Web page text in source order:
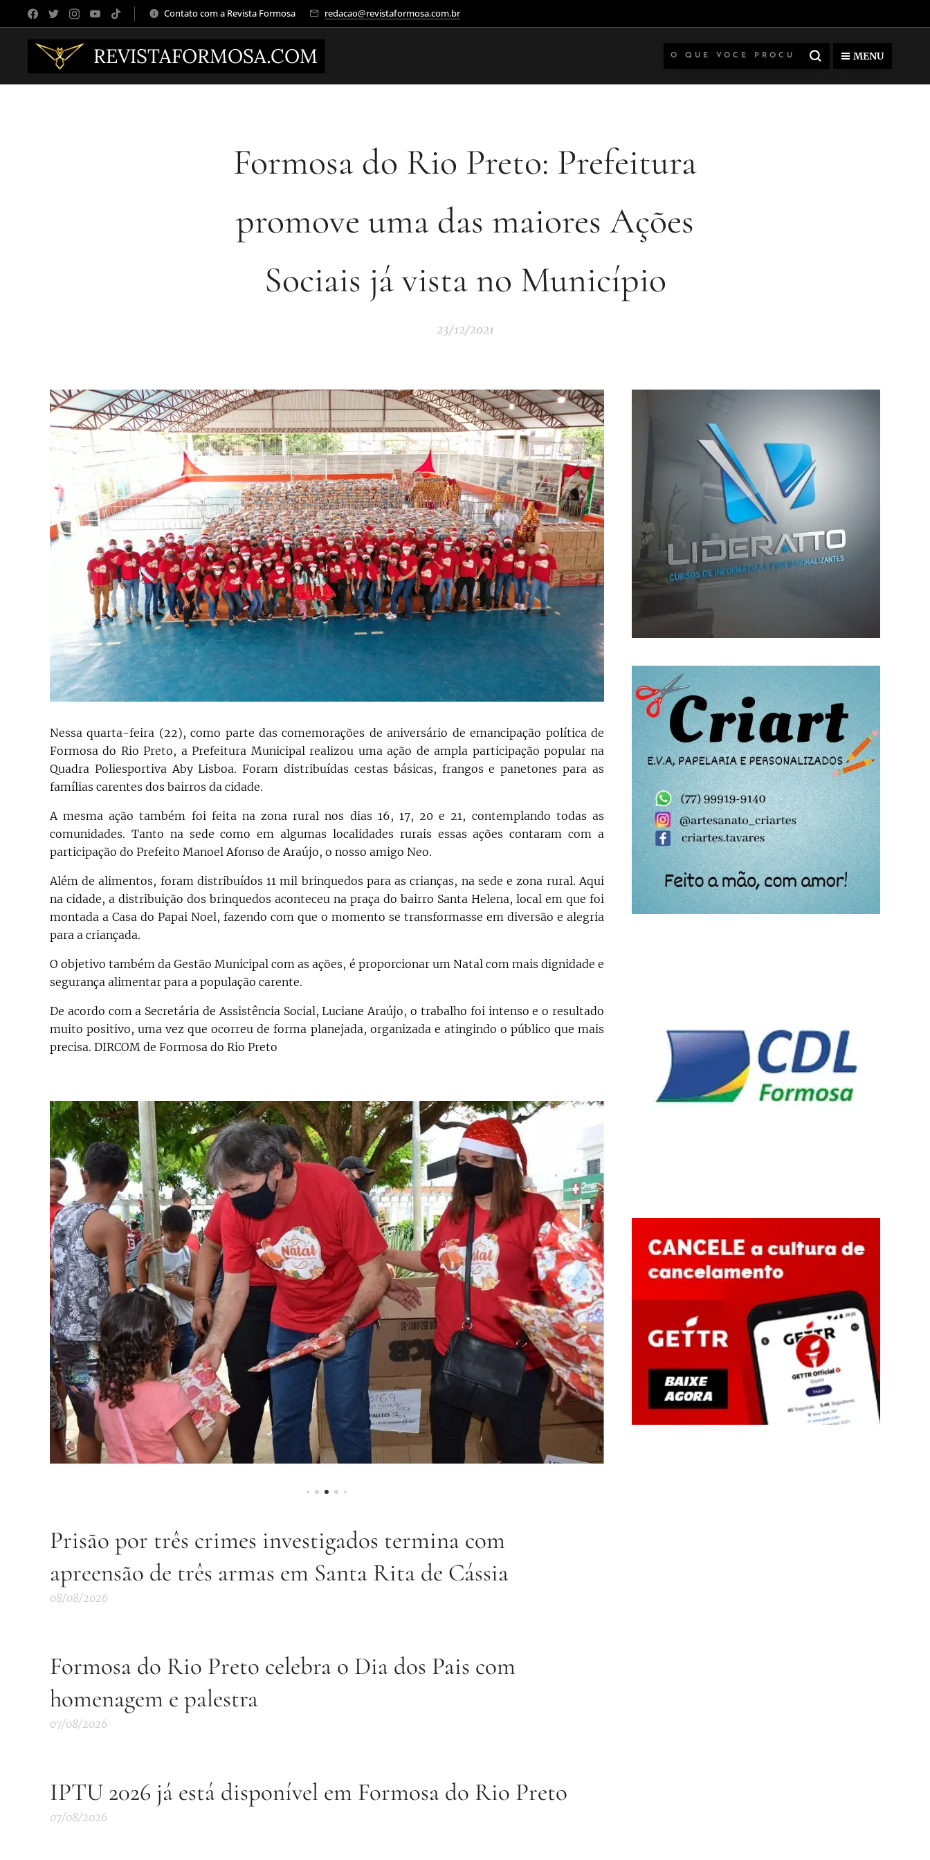
Contato com a Revista Formosa redacao@revistaformosa.com.br
REVISTAFORMOSA.COM MENU
Formosa do Rio Preto: Prefeitura
promove uma das maiores Ações
Sociais já vista no Município
23/12/2021
Nessa quarta-feira (22), como parte das comemorações de aniversário de emancipação política de
Formosa do Rio Preto, a Prefeitura Municipal realizou uma ação de ampla participação popular na
Quadra Poliesportiva Aby Lisboa. Foram distribuídas cestas básicas, frangos e panetones para as
famílias carentes dos bairros da cidade.
A mesma ação também foi feita na zona rural nos dias 16, 17, 20 e 21, contemplando todas as
comunidades. Tanto na sede como em algumas localidades rurais essas ações contaram com a
participação do Prefeito Manoel Afonso de Araújo, o nosso amigo Neo.
Além de alimentos, foram distribuídos 11 mil brinquedos para as crianças, na sede e zona rural. Aqui
na cidade, a distribuição dos brinquedos aconteceu na praça do bairro Santa Helena, local em que foi
montada a Casa do Papai Noel, fazendo com que o momento se transformasse em diversão e alegria
para a criançada.
O objetivo também da Gestão Municipal com as ações, é proporcionar um Natal com mais dignidade e
segurança alimentar para a população carente.
De acordo com a Secretária de Assistência Social, Luciane Araújo, o trabalho foi intenso e o resultado
muito positivo, uma vez que ocorreu de forma planejada, organizada e atingindo o público que mais
precisa. DIRCOM de Formosa do Rio Preto
Prisão por três crimes investigados termina com
apreensão de três armas em Santa Rita de Cássia
08/08/2026
Formosa do Rio Preto celebra o Dia dos Pais com
homenagem e palestra
07/08/2026
IPTU 2026 já está disponível em Formosa do Rio Preto
07/08/2026